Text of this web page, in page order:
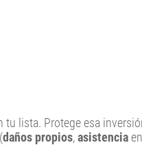
tu lista. Protege esa
daños propios,asistencia